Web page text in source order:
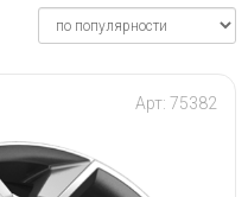
Арт: 75382